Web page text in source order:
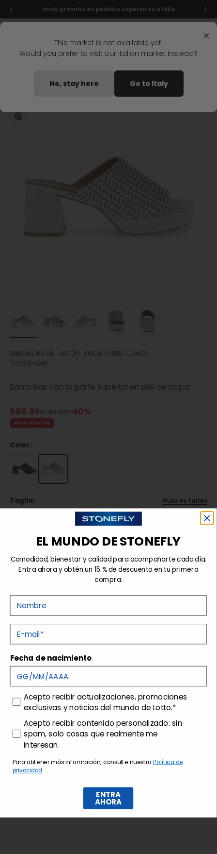
Ir al contenidoEnvío gratuito en pedidos superiores a 199 $
Home SANDALIAS DE TACÓN THALIA 1 GRIS CLARO
Zoom
SANDALIAS DE TACÓN THALIA 1 GRIS CLARO
222515-346
Sandalias con la parte superior en piel de napa
Precio de oferta
$89.99Precio normal
$149.99-40%
Ahorra $60.00
Color:
Taglia: Guía de tallas
37 38 39
Agotado
Detalles
Tecnologías
Envíos y devoluciones
×
This market is not available yet.
Would you prefer to visit our Italian market instead?
No, stay here Go to Italy
EL MUNDO DE STONEFLY
Comodidad, bienestar y calidad para acompañarte cada día.
Entra ahora y obtén un 15 % de descuento en tu primera
compra.
Nome
E-mail
Fecha de nacimiento
consenso
Acepto recibir actualizaciones, promociones
exclusivas y noticias del mundo de Lotto.*
consenso profilazione
Acepto recibir contenido personalizado: sin
spam, solo cosas que realmente me
interesan.
Para obtener más información, consulte nuestraPolítica de
privacidad.
ENTRA
AHORA